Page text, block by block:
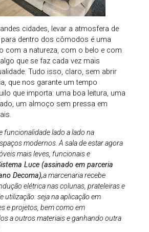
cidades, levar a atmosfera de
para dentro dos cômodos é uma
com a natureza, com o belo e com
que se faz cada vez mais
Tudo isso, claro, sem abrir
que nos garante um tempo
que importa: uma boa leitura, uma
um almoço sem pressa em
funcionalidade lado a lado na
modernos. A sala de estar agora
mais leves, funcionais e
Luce(assinado em parceria
Decoma),a marcenaria recebe
elétrica nas colunas, prateleiras e
utilização: seja na aplicação em
e projetos, bem como em
a outros materiais e ganhando outra